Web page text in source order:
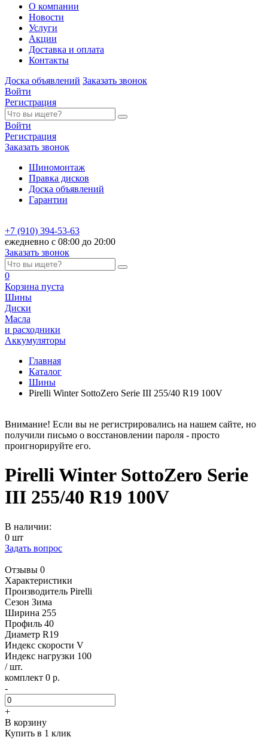
О компании
Новости
Услуги
Акции
Доставка и оплата
Контакты
Доска объявлений Заказать звонок
Войти
Регистрация
Войти
Регистрация
Заказать звонок
Шиномонтаж
Правка дисков
Доска объявлений
Гарантии
+7 (910) 394-53-63
ежедневно с 08:00 до 20:00
Заказать звонок
0
Корзина пуста
Шины
Диски
Масла
и расходники
Аккумуляторы
Главная
Каталог
Шины
Pirelli Winter SottoZero Serie III 255/40 R19 100V
Внимание! Если вы не регистрировались на нашем сайте, но
получили письмо о восстановлении пароля - просто
проигнорируйте его.
Pirelli Winter SottoZero Serie
III 255/40 R19 100V
В наличии:
0 шт
Задать вопрос
Отзывы 0
Характеристики
Производитель Pirelli
Сезон Зима
Ширина 255
Профиль 40
Диаметр R19
Индекс скорости V
Индекс нагрузки 100
/ шт.
комплект 0 р.
-
+
В корзину
Купить в 1 клик